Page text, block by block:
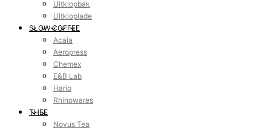
Uitklopbak
Uitkloplade
SLOW COFFEE
Acaia
Aeropress
Chemex
E&B Lab
Hario
Rhinowares
THEE
Novus Tea